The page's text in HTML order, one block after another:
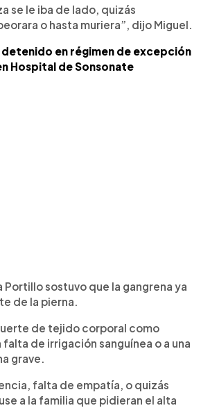
se le iba de lado, quizás
o hasta muriera”, dijo Miguel.
en régimen de excepción
Hospital de Sonsonate
sostuvo que la gangrena ya
de la pierna.
de tejido corporal como
de irrigación sanguínea o a una
grave.
falta de empatía, o quizás
a la familia que pidieran el alta